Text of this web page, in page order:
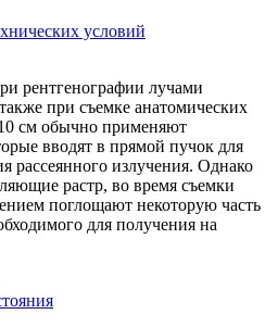
условий
рентгенографии лучами
при съемке анатомических
см обычно применяют
вводят в прямой пучок для
рассеянного излучения. Однако
растр, во время съемки
поглощают некоторую часть
для получения на